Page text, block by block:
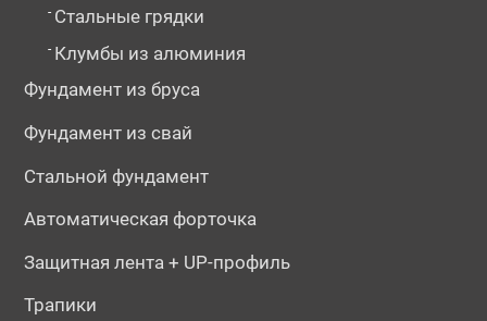
- Стальные грядки
- Клумбы из алюминия
Фундамент из бруса
Фундамент из свай
Стальной фундамент
Автоматическая форточка
Защитная лента + UP-профиль
Трапики